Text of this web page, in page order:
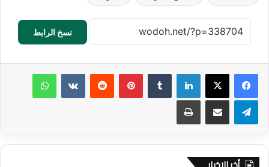
نسخ الرابط
لينكدإن بينتيريست